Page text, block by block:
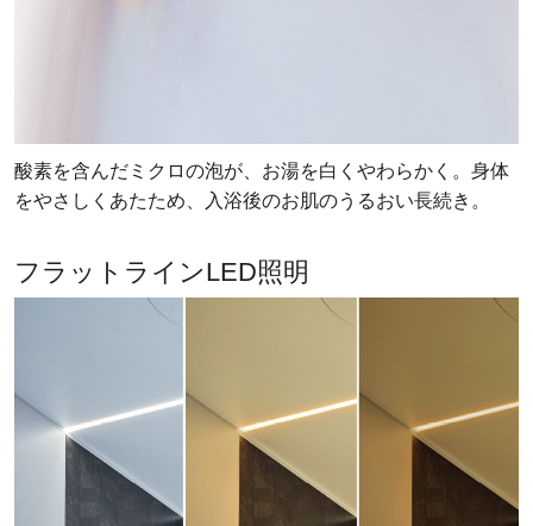
酸素を含んだミクロの泡が、お湯を白くやわらかく。身体
をやさしくあたため、入浴後のお肌のうるおい長続き。
フラットラインLED照明